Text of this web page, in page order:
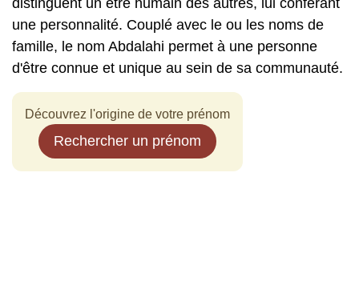
distinguent un être humain des autres, lui conférant
une personnalité. Couplé avec le ou les noms de
famille, le nom Abdalahi permet à une personne
d'être connue et unique au sein de sa communauté.
Découvrez l'origine de votre prénom
Rechercher un prénom